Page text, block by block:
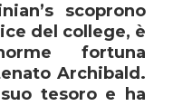
scoprono
del college, è
fortuna
Archibald.
tesoro e ha